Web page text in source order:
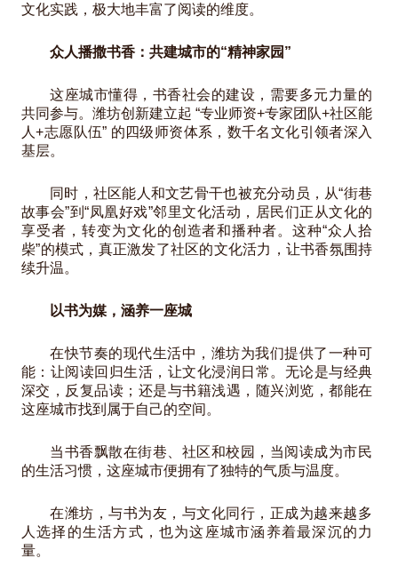
文化实践，极大地丰富了阅读的维度。
众人播撒书香：共建城市的“精神家园”
这座城市懂得，书香社会的建设，需要多元力量的
共同参与。潍坊创新建立起 “专业师资+专家团队+社区能
人+志愿队伍” 的四级师资体系，数千名文化引领者深入
基层。
同时，社区能人和文艺骨干也被充分动员，从“街巷
故事会”到“凤凰好戏”邻里文化活动，居民们正从文化的
享受者，转变为文化的创造者和播种者。这种“众人拾
柴”的模式，真正激发了社区的文化活力，让书香氛围持
续升温。
以书为媒，涵养一座城
在快节奏的现代生活中，潍坊为我们提供了一种可
能：让阅读回归生活，让文化浸润日常。无论是与经典
深交，反复品读；还是与书籍浅遇，随兴浏览，都能在
这座城市找到属于自己的空间。
当书香飘散在街巷、社区和校园，当阅读成为市民
的生活习惯，这座城市便拥有了独特的气质与温度。
在潍坊，与书为友，与文化同行，正成为越来越多
人选择的生活方式，也为这座城市涵养着最深沉的力
量。